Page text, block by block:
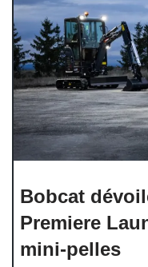
Bobcat
Premiere
mini-pelles